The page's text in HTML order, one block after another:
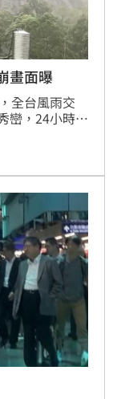
畫面曝
全台風雨交
巒，24小時累
畫面曝光也